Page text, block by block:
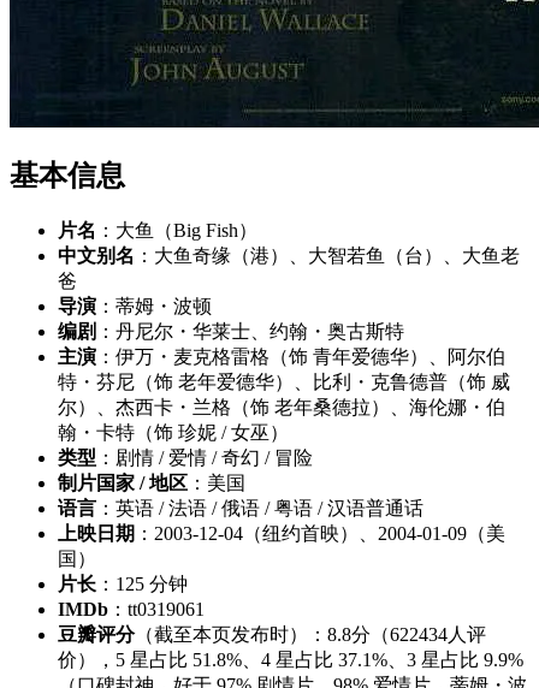
基本信息
片名 ：大鱼（Big Fish）
中文别名 ：大鱼奇缘（港）、大智若鱼（台）、大鱼老
爸
导演 ：蒂姆・波顿
编剧 ：丹尼尔・华莱士、约翰・奥古斯特
主演 ：伊万・麦克格雷格（饰 青年爱德华）、阿尔伯
特・芬尼（饰 老年爱德华）、比利・克鲁德普（饰 威
尔）、杰西卡・兰格（饰 老年桑德拉）、海伦娜・伯
翰・卡特（饰 珍妮 / 女巫）
类型 ：剧情 / 爱情 / 奇幻 / 冒险
制片国家 / 地区 ：美国
语言 ：英语 / 法语 / 俄语 / 粤语 / 汉语普通话
上映日期 ：2003-12-04（纽约首映）、2004-01-09（美
国）
片长 ：125 分钟
IMDb ：tt0319061
豆瓣评分（截至本页发布时）：8.8分（622434人评
价），5 星占比 51.8%、4 星占比 37.1%、3 星占比 9.9%